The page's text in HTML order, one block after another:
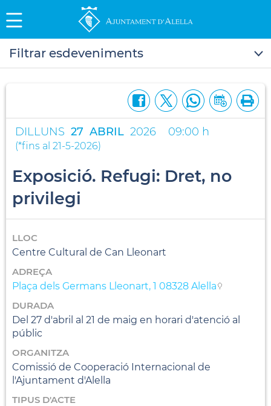
Filtrar esdeveniments
DILLUNS 27 ABRIL 2026 09:00 h
(*fins al 21-5-2026)
Exposició. Refugi: Dret, no
privilegi
LLOC
Centre Cultural de Can Lleonart
ADREÇA
Plaça dels Germans Lleonart, 1 08328 Alella
DURADA
Del 27 d'abril al 21 de maig en horari d'atenció al
públic
ORGANITZA
Comissió de Cooperació Internacional de
l'Ajuntament d'Alella
TIPUS D'ACTE